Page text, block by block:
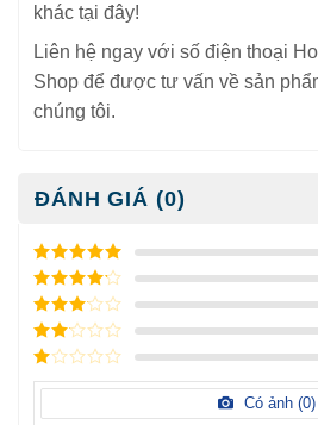
khác tại đây!
Liên hệ ngay với số điện thoại
Shop để được tư vấn về sản
chúng tôi.
ĐÁNH GIÁ (0)
5/ 5 điểm
4/ 5
điểm
3/ 5
điểm
2/
điểm
1
Có ảnh (0)